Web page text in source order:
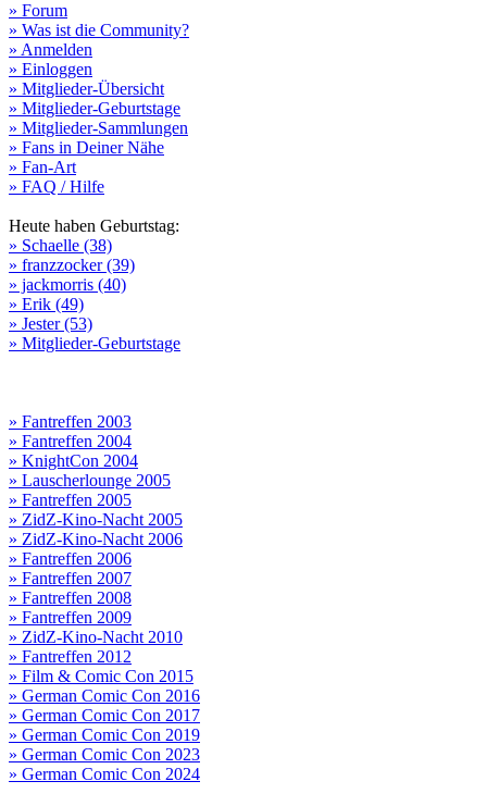
» Forum
» Was ist die Community?
» Anmelden
» Einloggen
» Mitglieder-Übersicht
» Mitglieder-Geburtstage
» Mitglieder-Sammlungen
» Fans in Deiner Nähe
» Fan-Art
» FAQ / Hilfe
Heute haben Geburtstag:
» Schaelle (38)
» franzzocker (39)
» jackmorris (40)
» Erik (49)
» Jester (53)
» Mitglieder-Geburtstage
» Fantreffen 2003
» Fantreffen 2004
» KnightCon 2004
» Lauscherlounge 2005
» Fantreffen 2005
» ZidZ-Kino-Nacht 2005
» ZidZ-Kino-Nacht 2006
» Fantreffen 2006
» Fantreffen 2007
» Fantreffen 2008
» Fantreffen 2009
» ZidZ-Kino-Nacht 2010
» Fantreffen 2012
» Film & Comic Con 2015
» German Comic Con 2016
» German Comic Con 2017
» German Comic Con 2019
» German Comic Con 2023
» German Comic Con 2024